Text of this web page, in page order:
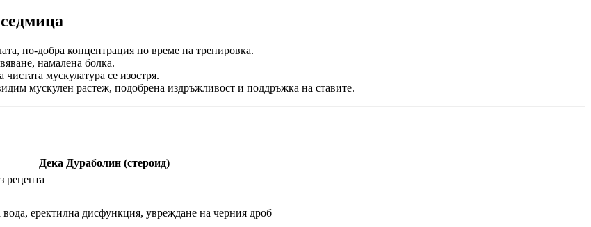
по-добра концентрация по време на тренировка.
намалена болка.
мускулатура се изостря.
мускулен растеж, подобрена издръжливост и поддръжка на ставите.
Дека Дураболин (стероид)
рецепта
еректилна дисфункция, увреждане на черния дроб